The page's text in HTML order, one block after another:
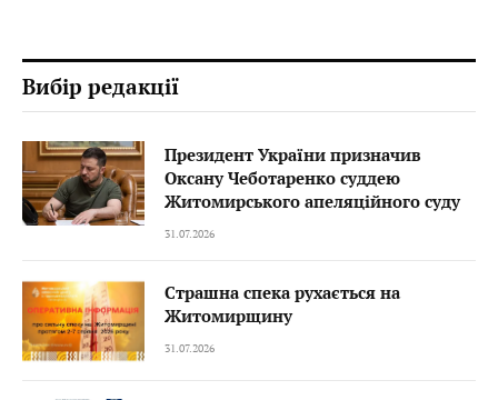
Вибір редакції
Президент України призначив
Оксану Чеботаренко суддею
Житомирського апеляційного суду
31.07.2026
Страшна спека рухається на
Житомирщину
31.07.2026